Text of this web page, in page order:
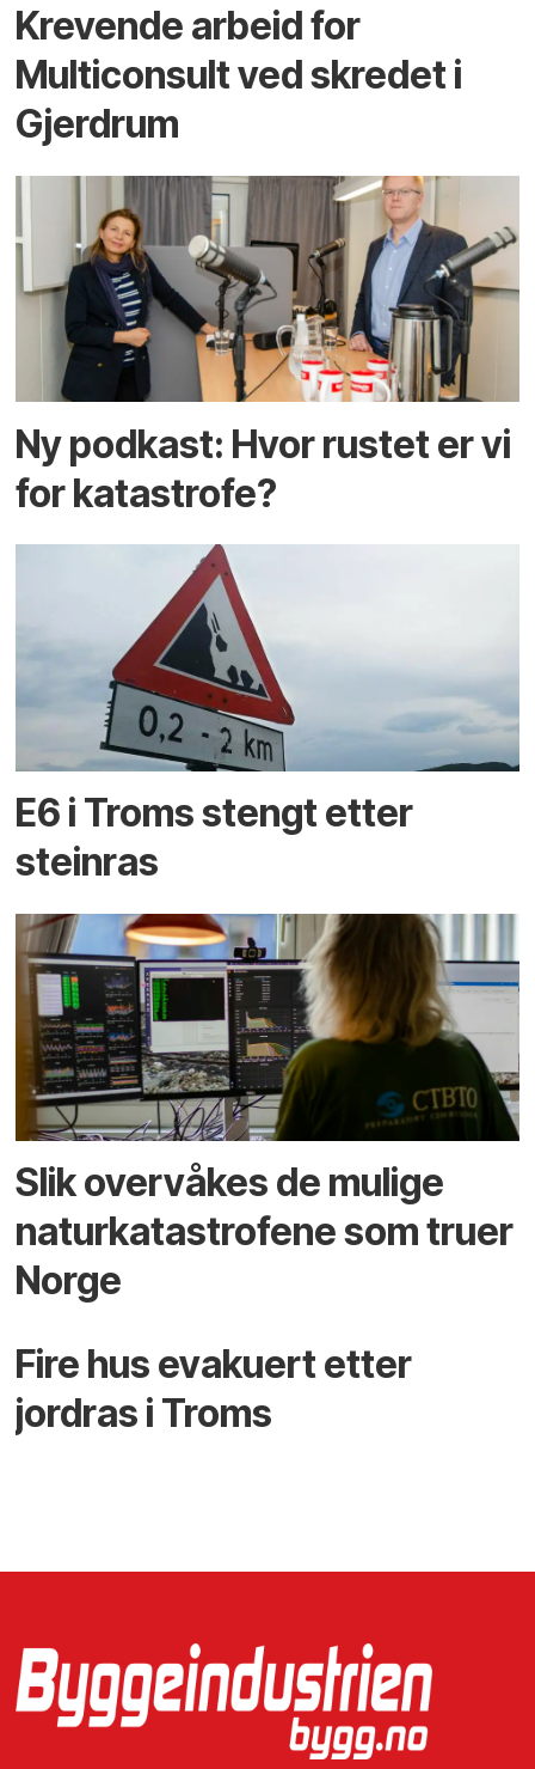
Krevende arbeid for
Multiconsult ved skredet i
Gjerdrum
Ny podkast: Hvor rustet er vi
for katastrofe?
E6 i Troms stengt etter
steinras
Slik overvåkes de mulige
naturkatastrofene som truer
Norge
Fire hus evakuert etter
jordras i Troms